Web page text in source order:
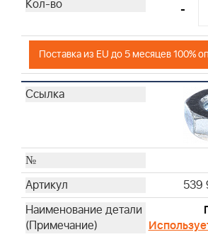
-
Поставка из EU до 5 месяцев 100%
539